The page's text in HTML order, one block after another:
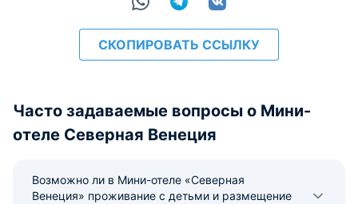
СКОПИРОВАТЬ ССЫЛКУ
Часто задаваемые вопросы о Мини-
отеле Северная Венеция
Возможно ли в Мини-отеле «Северная
Венеция» проживание с детьми и размещение